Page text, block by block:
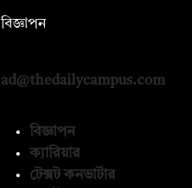
বিজ্ঞাপন
ad@thedailycampus.com
বিজ্ঞাপন
ক্যারিয়ার
টেক্সট কনভার্টার